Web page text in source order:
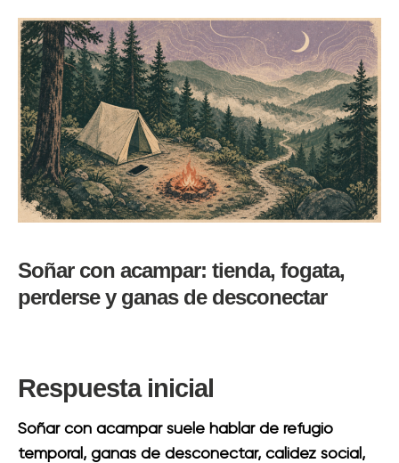
Soñar con acampar: tienda, fogata,
perderse y ganas de desconectar
Respuesta inicial
Soñar con acampar suele hablar de refugio
temporal, ganas de desconectar, calidez social,